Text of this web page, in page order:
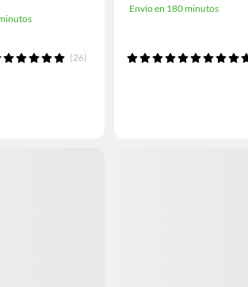
(26)
Envío en 180 minutos